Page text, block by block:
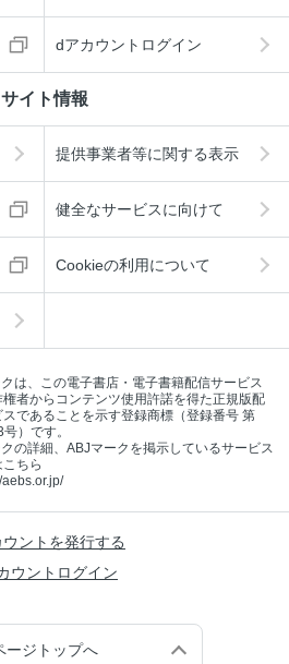
dアカウントログイン
サイト情報
提供事業者等に関する表示
健全なサービスに向けて
Cookieの利用について
は、この電子書店・電子書籍配信サービス
権者からコンテンツ使用許諾を得た正規版配
スであることを示す登録商標（登録番号 第
）です。
の詳細、ABJマークを掲示しているサービス
ちら
aebs.or.jp/
ントを発行する
ウントログイン
ージトップへ